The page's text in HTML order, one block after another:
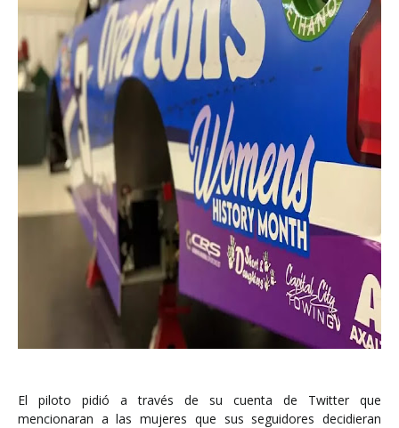
El piloto pidió a través de su cuenta de Twitter que
mencionaran a las mujeres que sus seguidores decidieran